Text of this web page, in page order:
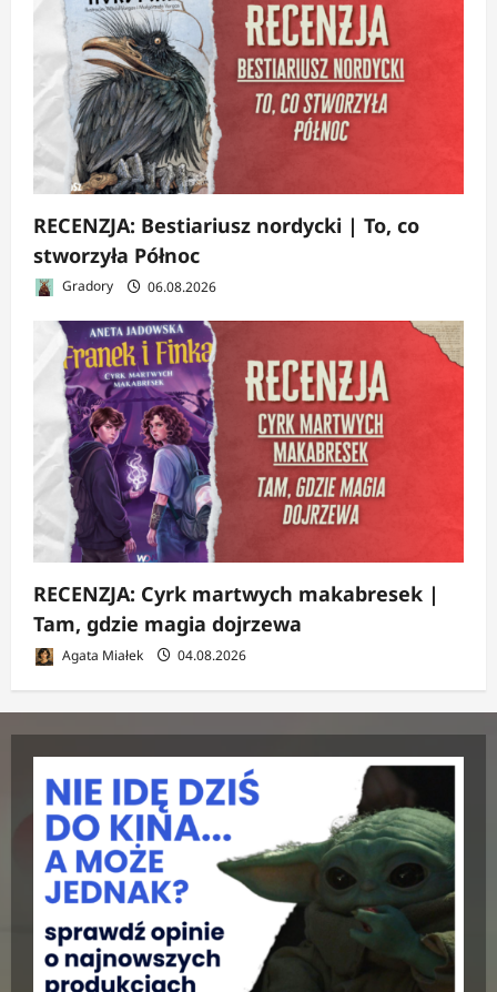
RECENZJA: Bestiariusz nordycki | To, co
stworzyła Północ
Gradory 06.08.2026
RECENZJA: Cyrk martwych makabresek |
Tam, gdzie magia dojrzewa
Agata Miałek 04.08.2026